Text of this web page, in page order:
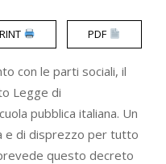
PDF
con le parti sociali, il
Legge di
pubblica italiana. Un
e di disprezzo per tutto
questo decreto